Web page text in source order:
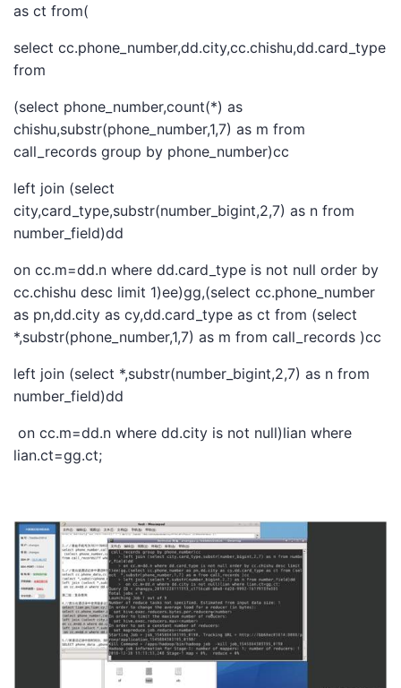
as ct from(
select cc.phone_number,dd.city,cc.chishu,dd.card_type
from
(select phone_number,count(*) as
chishu,substr(phone_number,1,7) as m from
call_records group by phone_number)cc
left join (select
city,card_type,substr(number_bigint,2,7) as n from
number_field)dd
on cc.m=dd.n where dd.card_type is not null order by
cc.chishu desc limit 1)ee)gg,(select cc.phone_number
as pn,dd.city as cy,dd.card_type as ct from (select
*,substr(phone_number,1,7) as m from call_records )cc
left join (select *,substr(number_bigint,2,7) as n from
number_field)dd
on cc.m=dd.n where dd.city is not null)lian where
lian.ct=gg.ct;